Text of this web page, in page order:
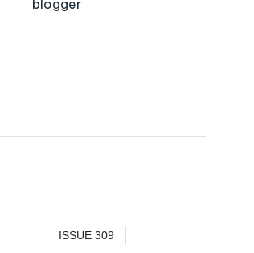
blogger
ISSUE 309